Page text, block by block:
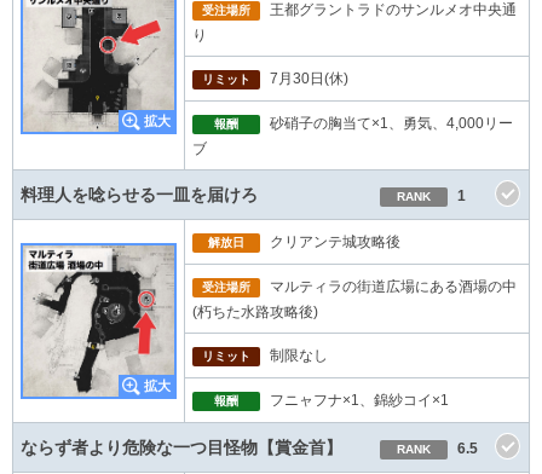
受注場所
王都グラントラドのサンルメオ中央通
り
リミット 7月30日(休)
報酬
砂硝子の胸当て×1、勇気、4,000リー
ブ
料理人を唸らせる一皿を届けろ RANK 1
解放日 クリアンテ城攻略後
受注場所
マルティラの街道広場にある酒場の中
(朽ちた水路攻略後)
リミット 制限なし
報酬 フニャフナ×1、錦紗コイ×1
ならず者より危険な一つ目怪物【賞金首】 RANK 6.5